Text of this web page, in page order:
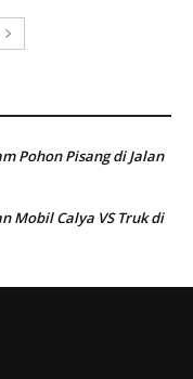
Pohon Pisang di Jalan
Mobil Calya VS Truk di